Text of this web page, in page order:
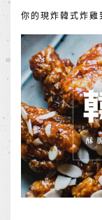
你的現炸韓式炸雞